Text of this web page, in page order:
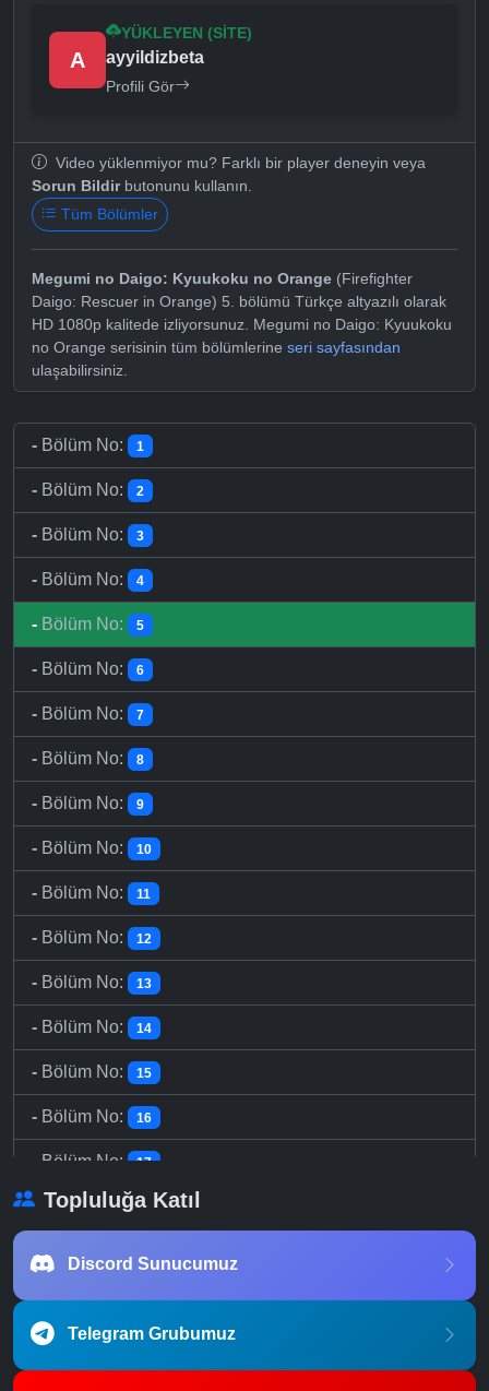
A
YÜKLEYEN (SITE)
ayyildizbeta
Profili Gör
Video yüklenmiyor mu? Farklı bir player deneyin veya
Sorun Bildirbutonunu kullanın.
Tüm Bölümler
Megumi no Daigo: Kyuukoku no Orange (Firefighter
Daigo: Rescuer in Orange) 5. bölümü Türkçe altyazılı olarak
HD 1080p kalitede izliyorsunuz. Megumi no Daigo: Kyuukoku
no Orange serisinin tüm bölümlerine seri sayfasından
ulaşabilirsiniz.
- Bölüm No: 1
- Bölüm No: 2
- Bölüm No: 3
- Bölüm No: 4
- Bölüm No: 5
- Bölüm No: 6
- Bölüm No: 7
- Bölüm No: 8
- Bölüm No: 9
- Bölüm No: 10
- Bölüm No: 11
- Bölüm No: 12
- Bölüm No: 13
- Bölüm No: 14
- Bölüm No: 15
- Bölüm No: 16
Bölüm No: 17
- Bölüm No: 18
-Bölüm No:
-Bölüm No: 21
Topluluğa Katıl
Discord Sunucumuz
Telegram Grubumuz